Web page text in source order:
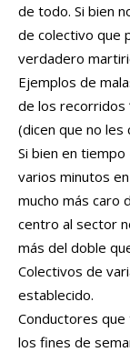
de todo. Si bien
de colectivo que
verdadero
Ejemplos de
de los recorridos
(dicen que no les
Si bien en
varios minutos
mucho más caro
centro al sector
más del doble
Colectivos de
establecido.
Conductores que
los fines de